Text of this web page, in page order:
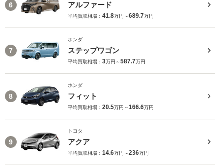
6 アルファード
平均買取相場： 41.8万円～689.7万円
7
ホンダ
ステップワゴン
平均買取相場： 3万円～587.7万円
8
ホンダ
フィット
平均買取相場： 20.5万円～166.6万円
9
トヨタ
アクア
平均買取相場： 14.6万円～236万円